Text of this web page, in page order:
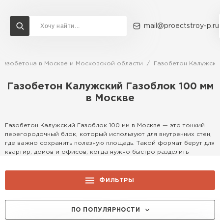
mail@proectstroy-p.ru
в Москве и Московской области Газобетон
Газобетон Калужский Газоблок 100 мм
в Москве
Газобетон Калужский Газоблок 100 мм в Москве — это тонкий
перегородочный блок, который используют для внутренних стен,
где важно сохранить полезную площадь. Такой формат берут для
квартир, домов и офисов, когда нужно быстро разделить
простое, но на практике очень удобное.
Толщина 100 мм позволяет делать аккуратные перегородки без
потери пространства. Блок легкий, поэтому с ним проще
ФИЛЬТРЫ
ПО ПОПУЛЯРНОСТИ
Доставка и оплата Акции О компании Контакты
Газобетон Бонолит
Газобетон Ютонг
Газобетон Могилевский КСИ